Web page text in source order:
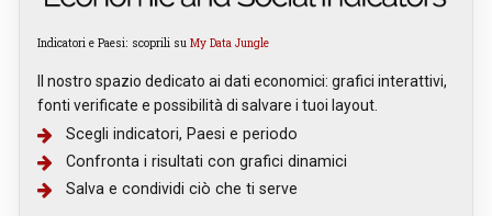
Indicatori e Paesi: scoprili su My Data Jungle
Il nostro spazio dedicato ai dati economici: grafici interattivi,
fonti verificate e possibilità di salvare i tuoi layout.
Scegli indicatori, Paesi e periodo
Confronta i risultati con grafici dinamici
Salva e condividi ciò che ti serve